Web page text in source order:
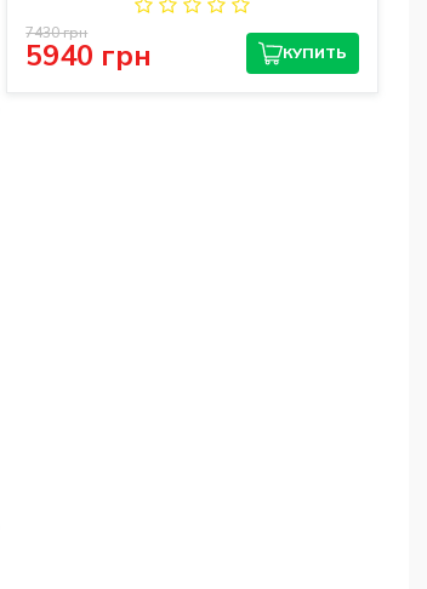
5940 грн
7430 грн
КУПИТЬ